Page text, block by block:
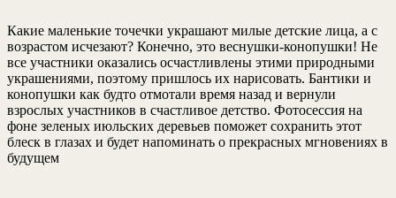
Какие маленькие точечки украшают милые детские лица, а с
возрастом исчезают? Конечно, это веснушки-конопушки! Не
все участники оказались осчастливлены этими природными
украшениями, поэтому пришлось их нарисовать. Бантики и
конопушки как будто отмотали время назад и вернули
взрослых участников в счастливое детство. Фотосессия на
фоне зеленых июльских деревьев поможет сохранить этот
блеск в глазах и будет напоминать о прекрасных мгновениях в
будущем